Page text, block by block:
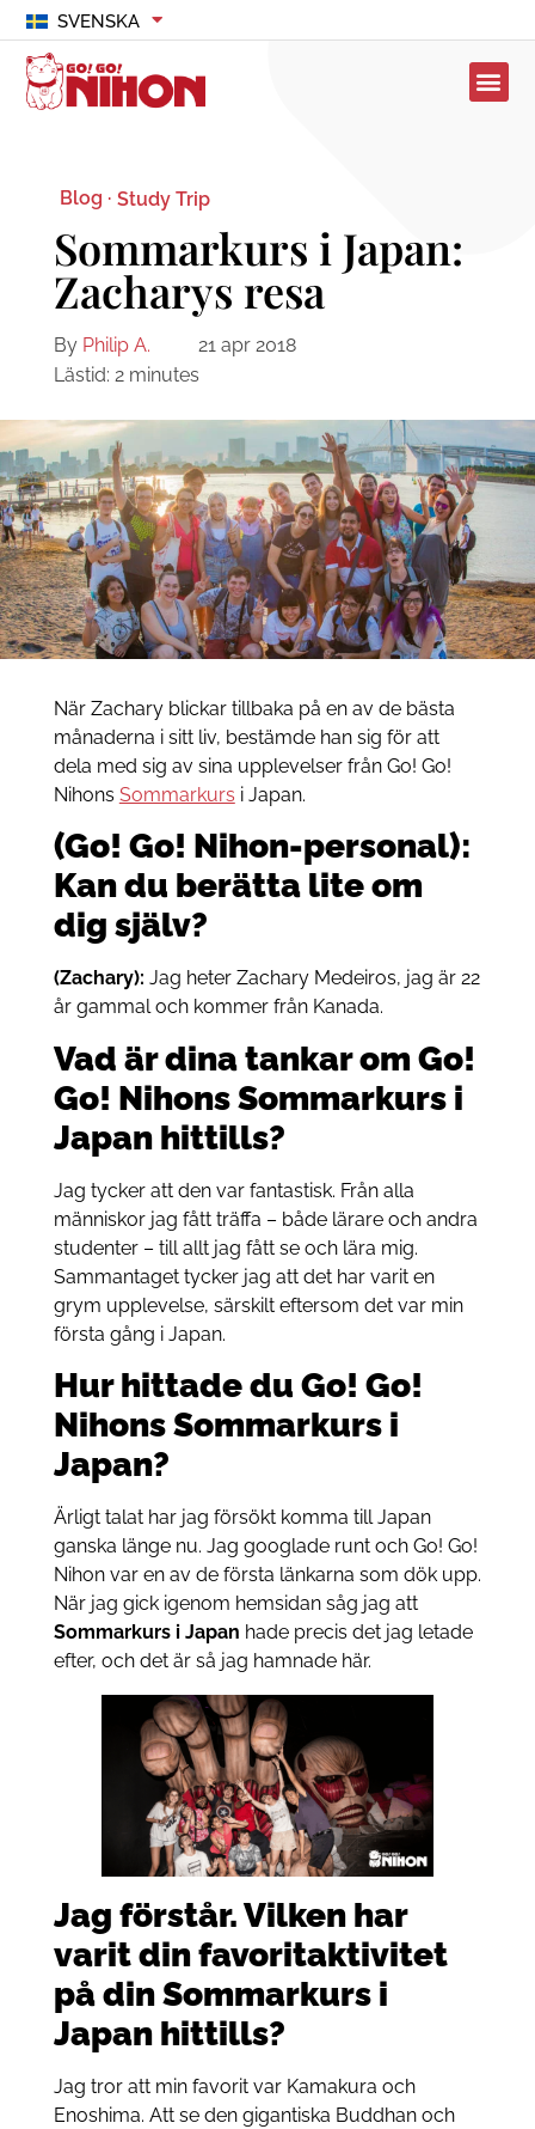
SVENSKA
Blog · Study Trip
Sommarkurs i Japan:
Zacharys resa
By Philip A.
21 apr 2018
Lästid: 2 minutes
När Zachary blickar tillbaka på en av de bästa
månaderna i sitt liv, bestämde han sig för att
dela med sig av sina upplevelser från Go! Go!
Nihons Sommarkurs i Japan.
(Go! Go! Nihon-personal):
Kan du berätta lite om
dig själv?
(Zachary): Jag heter Zachary Medeiros, jag är 22
år gammal och kommer från Kanada.
Vad är dina tankar om Go!
Go! Nihons Sommarkurs i
Japan hittills?
Jag tycker att den var fantastisk. Från alla
människor jag fått träffa – både lärare och andra
studenter – till allt jag fått se och lära mig.
Sammantaget tycker jag att det har varit en
grym upplevelse, särskilt eftersom det var min
första gång i Japan.
Hur hittade du Go! Go!
Nihons Sommarkurs i
Japan?
Ärligt talat har jag försökt komma till Japan
ganska länge nu. Jag googlade runt och Go! Go!
Nihon var en av de första länkarna som dök upp.
När jag gick igenom hemsidan såg jag att
Sommarkurs i Japan hade precis det jag letade
efter, och det är så jag hamnade här.
Jag förstår. Vilken har
varit din favoritaktivitet
på din Sommarkurs i
Japan hittills?
Jag tror att min favorit var Kamakura och
Enoshima. Att se den gigantiska Buddhan och